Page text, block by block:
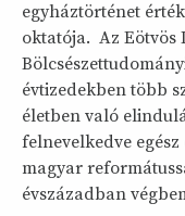
egyháztörténet
oktatója. Az Eötvös
évtizedekben több
életben való
felnevelkedve
magyar
évszázadban